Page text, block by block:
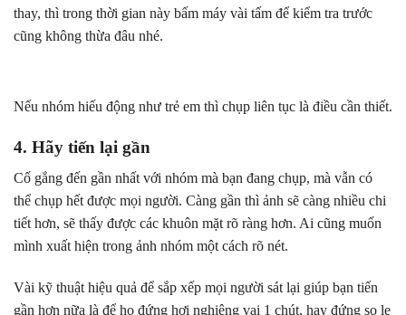
thay, thì trong thời gian này bấm máy vài tấm để kiểm tra trước
cũng không thừa đâu nhé.
Nếu nhóm hiếu động như trẻ em thì chụp liên tục là điều cần thiết.
4. Hãy tiến lại gần
Cố gắng đến gần nhất với nhóm mà bạn đang chụp, mà vẫn có
thể chụp hết được mọi người. Càng gần thì ảnh sẽ càng nhiều chi
tiết hơn, sẽ thấy được các khuôn mặt rõ ràng hơn. Ai cũng muốn
mình xuất hiện trong ảnh nhóm một cách rõ nét.
Vài kỹ thuật hiệu quả để sắp xếp mọi người sát lại giúp bạn tiến
gần hơn nữa là để họ đứng hơi nghiêng vai 1 chút, hay đứng so le